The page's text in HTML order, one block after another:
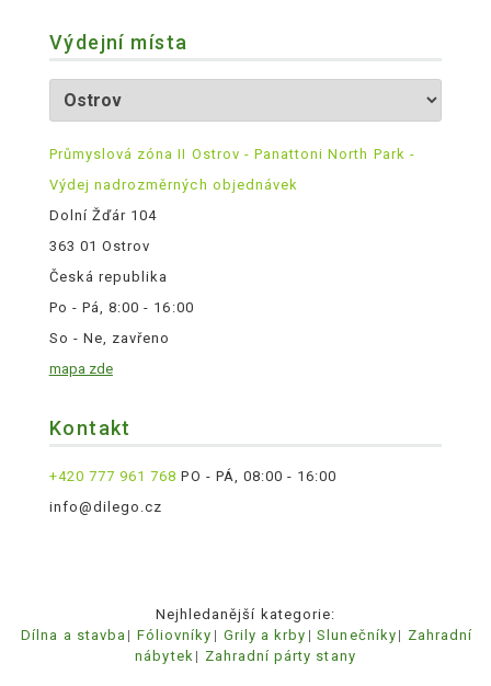
Výdejní místa
Průmyslová zóna II Ostrov - Panattoni North Park -
Výdej nadrozměrných objednávek
Dolní Žďár 104
363 01 Ostrov
Česká republika
Po - Pá, 8:00 - 16:00
So - Ne, zavřeno
mapa zde
Kontakt
+420 777 961 768 PO - PÁ, 08:00 - 16:00
info@dilego.cz
Nejhledanější kategorie:
Dílna a stavba
Fóliovníky Grily a krby Slunečníky
Zahradní
nábytek
Zahradní párty stany